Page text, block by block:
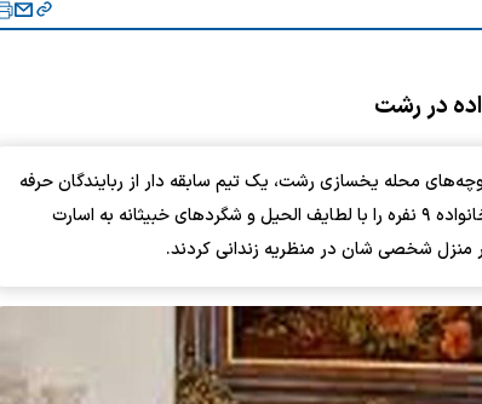
پانزدهم دی ماه سال ۱۴۰۰ در یکی از کوچه‌های محله یخسازی رشت، یک تیم سابقه دار از ربایندگان حرفه
ای با پیشینه آشنایی و روابط خانوادگی یکی از اعضای این تیم، یک خانواده ۹ نفره را با لطایف الحیل و شگردهای خبیثانه به اسارت